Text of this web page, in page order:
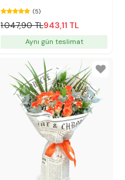
(5)
1.047,90 TL943,11 TL
Aynı gün teslimat